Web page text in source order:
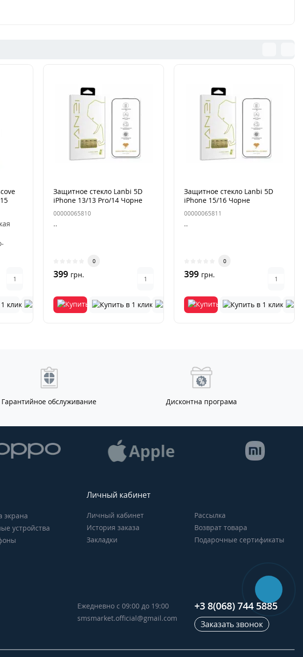
Защитное стекло Lanbi 5D
iPhone 13/13 Pro/14 Чорне
00000065810
..
0
399 грн.
Защитное стекло Lanbi 5D
iPhone 15/16 Чорне
00000065811
..
0
399 грн.
Гарантийное обслуживание Дисконтна програма
экрана
устройства
Личный кабинет
Личный кабинет
История заказа
Закладки
Рассылка
Возврат товара
Подарочные сертификаты
Ежедневно с 09:00 до 19:00
smsmarket.official@gmail.com
+3 8(068) 744 5885
Заказать звонок